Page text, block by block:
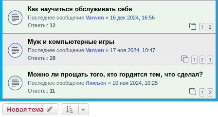
Как научиться обслуживать себя
Последнее сообщение Varwen « 16 дек 2024, 16:56
Ответы: 12 1 2
Муж и компьютерные игры
Последнее сообщение Varwen « 17 ноя 2024, 10:47
Ответы: 28 1 2 3
Можно ли прощать того, кто гордится тем, что сделал?
Последнее сообщение Люсьен « 10 ноя 2024, 10:25
Ответы: 11 1 2
Новая тема